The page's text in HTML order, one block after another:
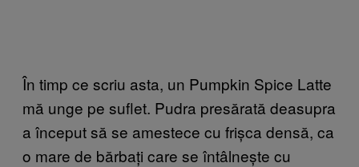
În timp ce scriu asta, un Pumpkin Spice Latte
mă unge pe suflet. Pudra presărată deasupra
a început să se amestece cu frișca densă, ca
o mare de bărbați care se întâlnește cu